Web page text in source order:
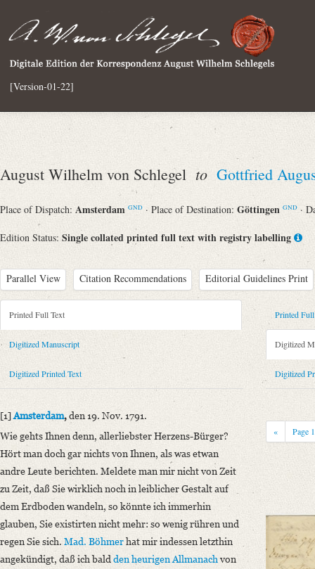
[Version-01-22]
August Wilhelm von Schlegel to Gottfried
Place of Dispatch: Amsterdam GND · Place of Destination: Göttingen GND ·
Edition Status: Single collated printed full text with registry labelling
Parallel View Citation Recommendations Editorial Guidelines Print
Metadata Concerning Header
Sender: August Wilhelm von Schlegel
Recipient: Gottfried August Bürger
Place of Dispatch: Amsterdam
Place of Destination: Göttingen
Notations: Empfangsort erschlossen.
Printed Text
Provider: Dresden, Sächsische Landesbibliothek - Staats- und
OAI Id: 36284268X
Bibliography: Strodtmann, Adolf: Briefe von und an Gottfried August
anderen, meist handschriftlichen Quellen. Bd. 4. Berlin 1874, S.
Incipit: „[1] Amsterdam, den 19. Nov. 1791.
Wie gehts Ihnen denn, allerliebster Herzens-Bürger? Hört man doch
Printed Full Text
Digitized Manuscript
Digitized Printed Text
[1]Amsterdam,den 19. Nov. 1791.
Wie gehts Ihnen denn, allerliebster Herzens-Bürger?
Hört man doch gar nichts von Ihnen, als was etwan
andre Leute berichten. Meldete man mir nicht von Zeit
zu Zeit, daß Sie wirklich noch in leiblicher Gestalt auf
dem Erdboden wandeln, so könnte ich immerhin
glauben, Sie existirten nicht mehr: so wenig rühren und
regen Sie sich. Mad. Böhmerhat mir indessen letzthin
angekündigt, daß ich bald den heurigen Allmanachvon
Printed
Digitized
Digitized
« Page 1